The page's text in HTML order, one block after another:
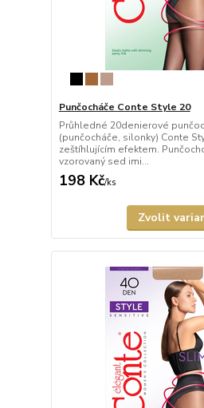
Punčocháče Conte Style 20
Průhledné 20denierové
(punčocháče, silonky) Conte
zeštíhlujícím efektem.
vzorovaný sed imi...
198 Kč/ks
Zvolit